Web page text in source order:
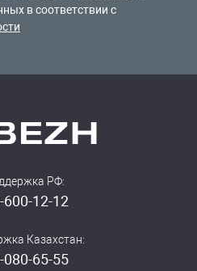
в соответствии с
РФ:
600-12-12
Казахстан:
080-65-55